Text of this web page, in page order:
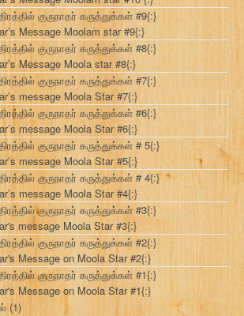
குருநாதர் கருத்துக்கள் #9{:}
Message Moolam star #9{:}
குருநாதர் கருத்துக்கள் #8{:}
Message Moola star #8{:}
குருநாதர் கருத்துக்கள் #7{:}
message Moola Star #7{:}
குருநாதர் கருத்துக்கள் #6{:}
message Moola Star #6{:}
குருநாதர் கருத்துக்கள் # 5{:}
message Moola Star #5{:}
குருநாதர் கருத்துக்கள் # 4{:}
message Moola Star #4{:}
குருநாதர் கருத்துக்கள் #3{:}
message Moola Star #3{:}
குருநாதர் கருத்துக்கள் #2{:}
Message on Moola Star #2{:}
குருநாதர் கருத்துக்கள் #1{:}
Message on Moola Star #1{:}
(1)